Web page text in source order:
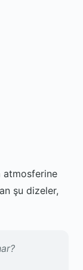
atmosferine
şu dizeler,